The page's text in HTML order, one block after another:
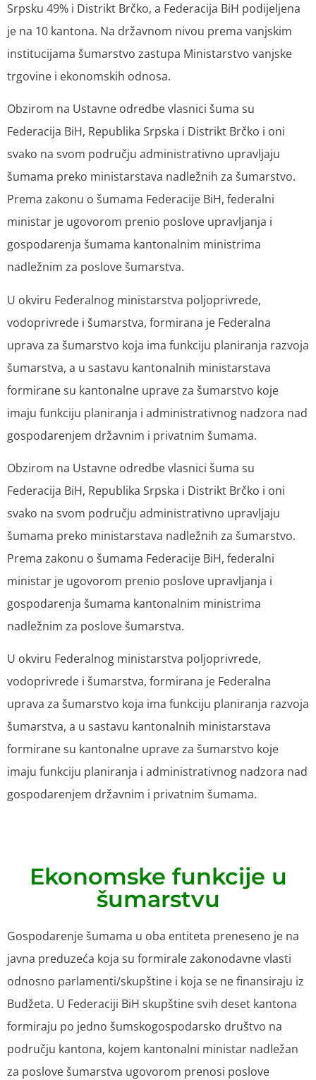
Srpsku 49% i Distrikt Brčko, a Federacija BiH podijeljena
je na 10 kantona. Na državnom nivou prema vanjskim
institucijama šumarstvo zastupa Ministarstvo vanjske
trgovine i ekonomskih odnosa.
Obzirom na Ustavne odredbe vlasnici šuma su
Federacija BiH, Republika Srpska i Distrikt Brčko i oni
svako na svom području administrativno upravljaju
šumama preko ministarstava nadležnih za šumarstvo.
Prema zakonu o šumama Federacije BiH, federalni
ministar je ugovorom prenio poslove upravljanja i
gospodarenja šumama kantonalnim ministrima
nadležnim za poslove šumarstva.
U okviru Federalnog ministarstva poljoprivrede,
vodoprivrede i šumarstva, formirana je Federalna
uprava za šumarstvo koja ima funkciju planiranja razvoja
šumarstva, a u sastavu kantonalnih ministarstava
formirane su kantonalne uprave za šumarstvo koje
imaju funkciju planiranja i administrativnog nadzora nad
gospodarenjem državnim i privatnim šumama.
Obzirom na Ustavne odredbe vlasnici šuma su
Federacija BiH, Republika Srpska i Distrikt Brčko i oni
svako na svom području administrativno upravljaju
šumama preko ministarstava nadležnih za šumarstvo.
Prema zakonu o šumama Federacije BiH, federalni
ministar je ugovorom prenio poslove upravljanja i
gospodarenja šumama kantonalnim ministrima
nadležnim za poslove šumarstva.
U okviru Federalnog ministarstva poljoprivrede,
vodoprivrede i šumarstva, formirana je Federalna
uprava za šumarstvo koja ima funkciju planiranja razvoja
šumarstva, a u sastavu kantonalnih ministarstava
formirane su kantonalne uprave za šumarstvo koje
imaju funkciju planiranja i administrativnog nadzora nad
gospodarenjem državnim i privatnim šumama.
Ekonomske funkcije u
šumarstvu
Gospodarenje šumama u oba entiteta preneseno je na
javna preduzeća koja su formirale zakonodavne vlasti
odnosno parlamenti/skupštine i koja se ne finansiraju iz
Budžeta. U Federaciji BiH skupštine svih deset kantona
formiraju po jedno šumskogospodarsko društvo na
području kantona, kojem kantonalni ministar nadležan
za poslove šumarstva ugovorom prenosi poslove